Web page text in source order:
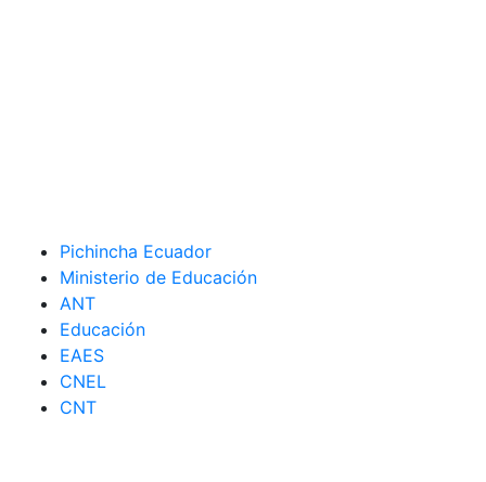
Pichincha Ecuador
Ministerio de Educación
ANT
Educación
EAES
CNEL
CNT